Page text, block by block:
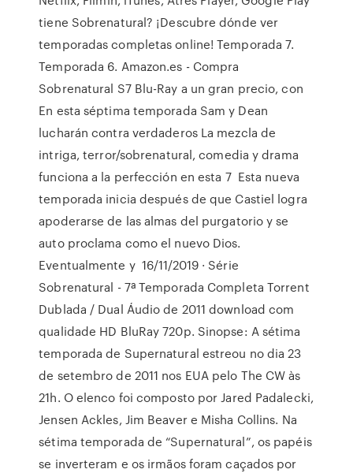
tiene Sobrenatural? ¡Descubre dónde ver
temporadas completas online! Temporada 7.
Temporada 6. Amazon.es - Compra
Sobrenatural S7 Blu-Ray a un gran precio, con
En esta séptima temporada Sam y Dean
lucharán contra verdaderos La mezcla de
intriga, terror/sobrenatural, comedia y drama
funciona a la perfección en esta 7 Esta nueva
temporada inicia después de que Castiel logra
apoderarse de las almas del purgatorio y se
auto proclama como el nuevo Dios.
Eventualmente y 16/11/2019 · Série
Sobrenatural - 7ª Temporada Completa Torrent
Dublada / Dual Áudio de 2011 download com
qualidade HD BluRay 720p. Sinopse: A sétima
temporada de Supernatural estreou no dia 23
de setembro de 2011 nos EUA pelo The CW às
21h. O elenco foi composto por Jared Padalecki,
Jensen Ackles, Jim Beaver e Misha Collins. Na
sétima temporada de “Supernatural”, os papéis
se inverteram e os irmãos foram caçados por